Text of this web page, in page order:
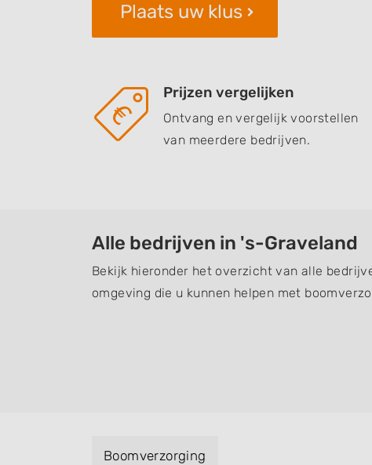
Plaats uw klus
Prijzen vergelijken
Ontvang en vergelijk voorstellen
van meerdere bedrijven.
Alle bedrijven in 's-Graveland
Bekijk hieronder het overzicht van alle
omgeving die u kunnen helpen met
Boomverzorging